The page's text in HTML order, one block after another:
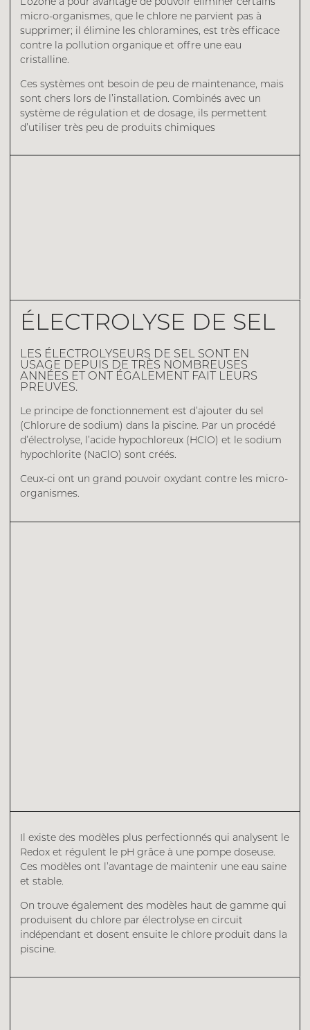
L’ozone a pour avantage de pouvoir éliminer certains
micro-organismes, que le chlore ne parvient pas à
supprimer; il élimine les chloramines, est très efficace
contre la pollution organique et offre une eau
cristalline.
Ces systèmes ont besoin de peu de maintenance, mais
sont chers lors de l’installation. Combinés avec un
système de régulation et de dosage, ils permettent
d’utiliser très peu de produits chimiques
ÉLECTROLYSE DE SEL
LES ÉLECTROLYSEURS DE SEL SONT EN
USAGE DEPUIS DE TRÈS NOMBREUSES
ANNÉES ET ONT ÉGALEMENT FAIT LEURS
PREUVES.
Le principe de fonctionnement est d’ajouter du sel
(Chlorure de sodium) dans la piscine. Par un procédé
d’électrolyse, l’acide hypochloreux (HClO) et le sodium
hypochlorite (NaClO) sont créés.
Ceux-ci ont un grand pouvoir oxydant contre les micro-
organismes.
Il existe des modèles plus perfectionnés qui analysent le
Redox et régulent le pH grâce à une pompe doseuse.
Ces modèles ont l’avantage de maintenir une eau saine
et stable.
On trouve également des modèles haut de gamme qui
produisent du chlore par électrolyse en circuit
indépendant et dosent ensuite le chlore produit dans la
piscine.